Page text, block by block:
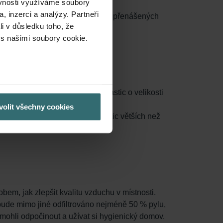
využíváme soubory
inzerci a analýzy. Partneři
v důsledku toho, že
našimi soubory cookie.
všechny cookies
plochu, zachycuje více částic přenášených
odstraněno nejméně 50 % částic o velikosti
nejméně 60 % částic větších než
jak zlepšit kvalitu vzduchu v místnosti.
mimo jiné odfiltrováno nejméně 50 % pylu,
odpočinout a užívat si hygienický domov.